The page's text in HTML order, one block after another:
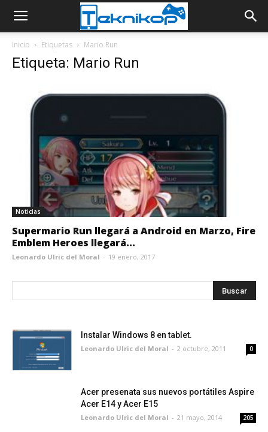
Inicio Etiquetas Mario Run
Etiqueta: Mario Run
Noticias
Supermario Run llegará a Android en Marzo, Fire
Emblem Heroes llegará...
Leonardo Ulric del Moral - 19 enero, 2017
Instalar Windows 8 en tablet.
Leonardo Ulric del Moral - 2 octubre, 2011 0
Acer presenata sus nuevos portátiles Aspire
Acer E14 y Acer E15
Leonardo Ulric del Moral - 21 mayo, 2014 205